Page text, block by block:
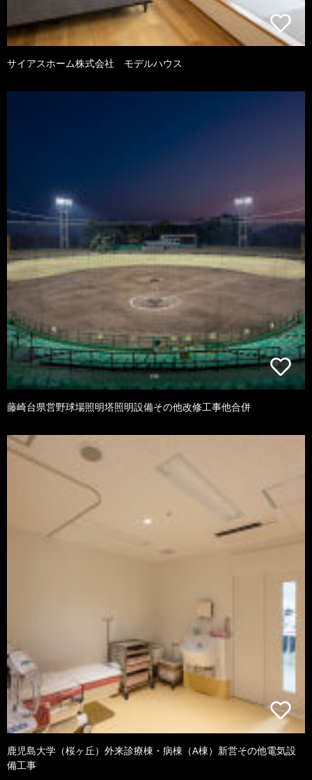
サイアスホーム株式会社 モデルハウス
藤崎台県営野球場照明塔照明設備その他改修工事他合併
鹿児島大学（桜ヶ丘）外来診療棟・病棟（A棟）新営その他電気設
備工事